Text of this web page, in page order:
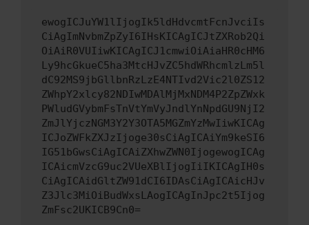
ewogICJuYW1lIjogIk5ldHdvcmtFcnJvciIs
CiAgImNvbmZpZyI6IHsKICAgICJtZXRob2Qi
OiAiR0VUIiwKICAgICJ1cmwiOiAiaHR0cHM6
Ly9hcGkueC5ha3MtcHJvZC5hdWRhcmlzLm5l
dC92MS9jbGllbnRzLzE4NTIvd2Vic2l0ZS12
ZWhpY2xlcy82NDIwMDAlMjMxNDM4P2ZpZWxk
PWludGVybmFsTnVtYmVyJndlYnNpdGU9NjI2
ZmJlYjczNGM3Y2Y3OTA5MGZmYzMwIiwKICAg
ICJoZWFkZXJzIjoge30sCiAgICAiYm9keSI6
IG51bGwsCiAgICAiZXhwZWN0IjogewogICAg
ICAicmVzcG9uc2VUeXBlIjogIiIKICAgIH0s
CiAgICAidGltZW91dCI6IDAsCiAgICAicHJv
Z3Jlc3MiOiBudWxsLAogICAgInJpc2t5Ijog
ZmFsc2UKICB9Cn0=